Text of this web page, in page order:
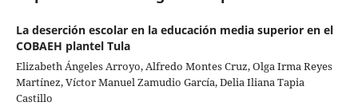
La deserción escolar en la educación media superior en el
COBAEH plantel Tula
Elizabeth Ángeles Arroyo, Alfredo Montes Cruz, Olga Irma Reyes
Martínez, Víctor Manuel Zamudio García, Delia Iliana Tapia
Castillo